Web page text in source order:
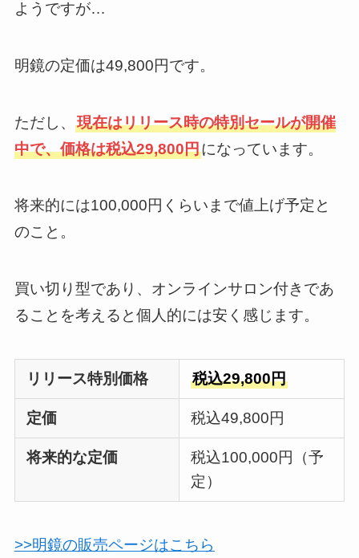
ようですが…
明鏡の定価は49,800円です。
ただし、 現在はリリース時の特別セールが開催
中で、価格は税込29,800円になっています。
将来的には100,000円くらいまで値上げ予定と
のこと。
買い切り型であり、オンラインサロン付きであ
ることを考えると個人的には安く感じます。
リリース特別価格 税込29,800円
定価 税込49,800円
将来的な定価
税込100,000円（予
定）
>>明鏡の販売ページはこちら